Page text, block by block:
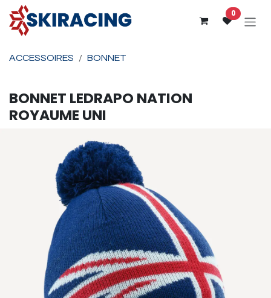
Se rendre au contenu
0
ACCESSOIRES BONNET
BONNET LEDRAPO NATION
ROYAUME UNI